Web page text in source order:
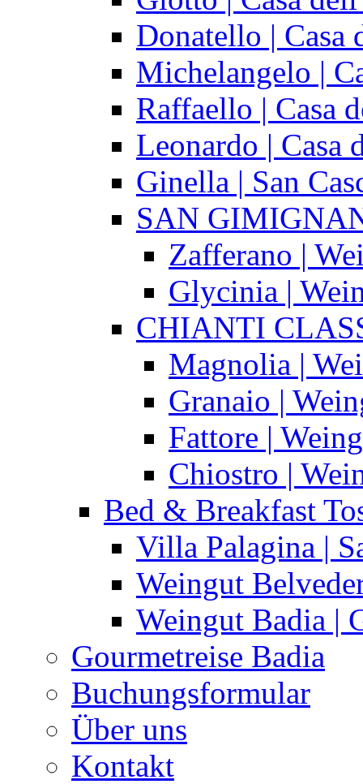
Donatello | Casa
Michelangelo |
Raffaello | Casa
Leonardo | Casa
Ginella | San
SAN
Zafferano |
Glycinia |
CHIANTI
Magnolia |
Granaio |
Fattore |
Chiostro |
Bed & Breakfast
Villa Palagina |
Weingut
Weingut Badia |
Gourmetreise Badia
Buchungsformular
Über uns
Kontakt